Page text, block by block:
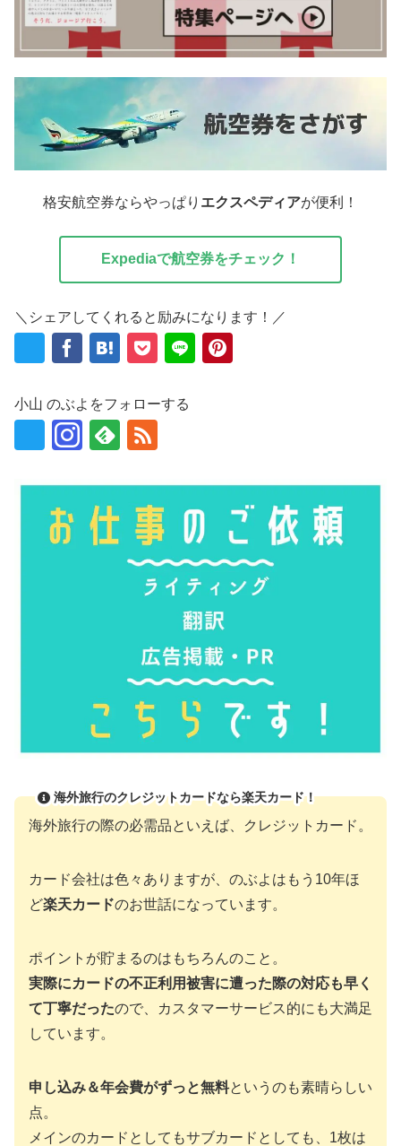
格安航空券ならやっぱり エクスペディアが便利！
Expediaで航空券をチェック！
＼シェアしてくれると励みになります！／
小山 のぶよをフォローする
海外旅行のクレジットカードなら楽天カード！
海外旅行の際の必需品といえば、クレジットカード。
カード会社は色々ありますが、のぶよはもう10年ほ
ど楽天カードのお世話になっています。
ポイントが貯まるのはもちろんのこと。
実際にカードの不正利用被害に遭った際の対応も早く
て丁寧だったので、カスタマーサービス的にも大満足
しています。
申し込み＆年会費がずっと無料というのも素晴らしい
点。
メインのカードとしてもサブカードとしても、1枚は